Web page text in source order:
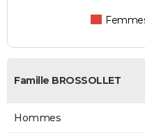
Famille BROSSOLLET
Hommes